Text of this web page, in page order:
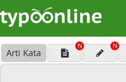
Arti Kata
N N